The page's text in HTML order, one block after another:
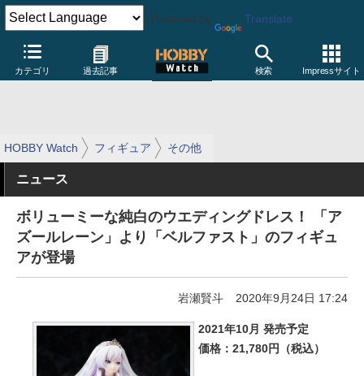
Powered by Translate
カテゴリ 過去記事 検索 Impressサイト
HOBBY Watch フィギュア その他
ニュース
ボリューミーな純白のウエディングドレス！ 「ア
ズールレーン」より「ベルファスト」のフィギュ
アが登場
岩瀬賢斗 2020年9月24日 17:24
2021年10月 発売予定
価格：21,780円（税込）